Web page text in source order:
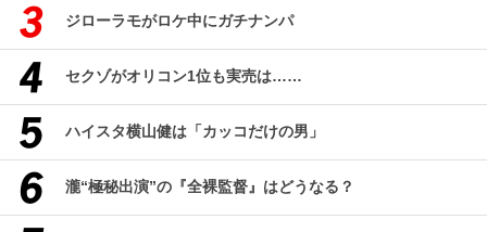
ジローラモがロケ中にガチナンパ
セクゾがオリコン1位も実売は……
ハイスタ横山健は「カッコだけの男」
瀧“極秘出演”の『全裸監督』はどうなる？